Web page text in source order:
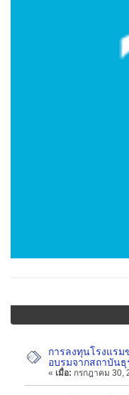
การลงทุนโรงแร
อบรมจากสถาบัน
« เมื่อ: กรกฎาคม 30,